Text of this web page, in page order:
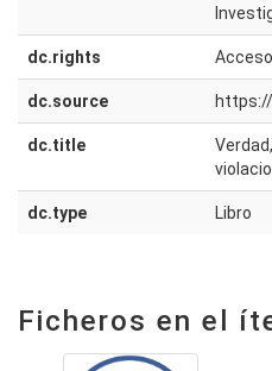
dc.rights
dc.source
dc.title
dc.type Libro
Ficheros en el